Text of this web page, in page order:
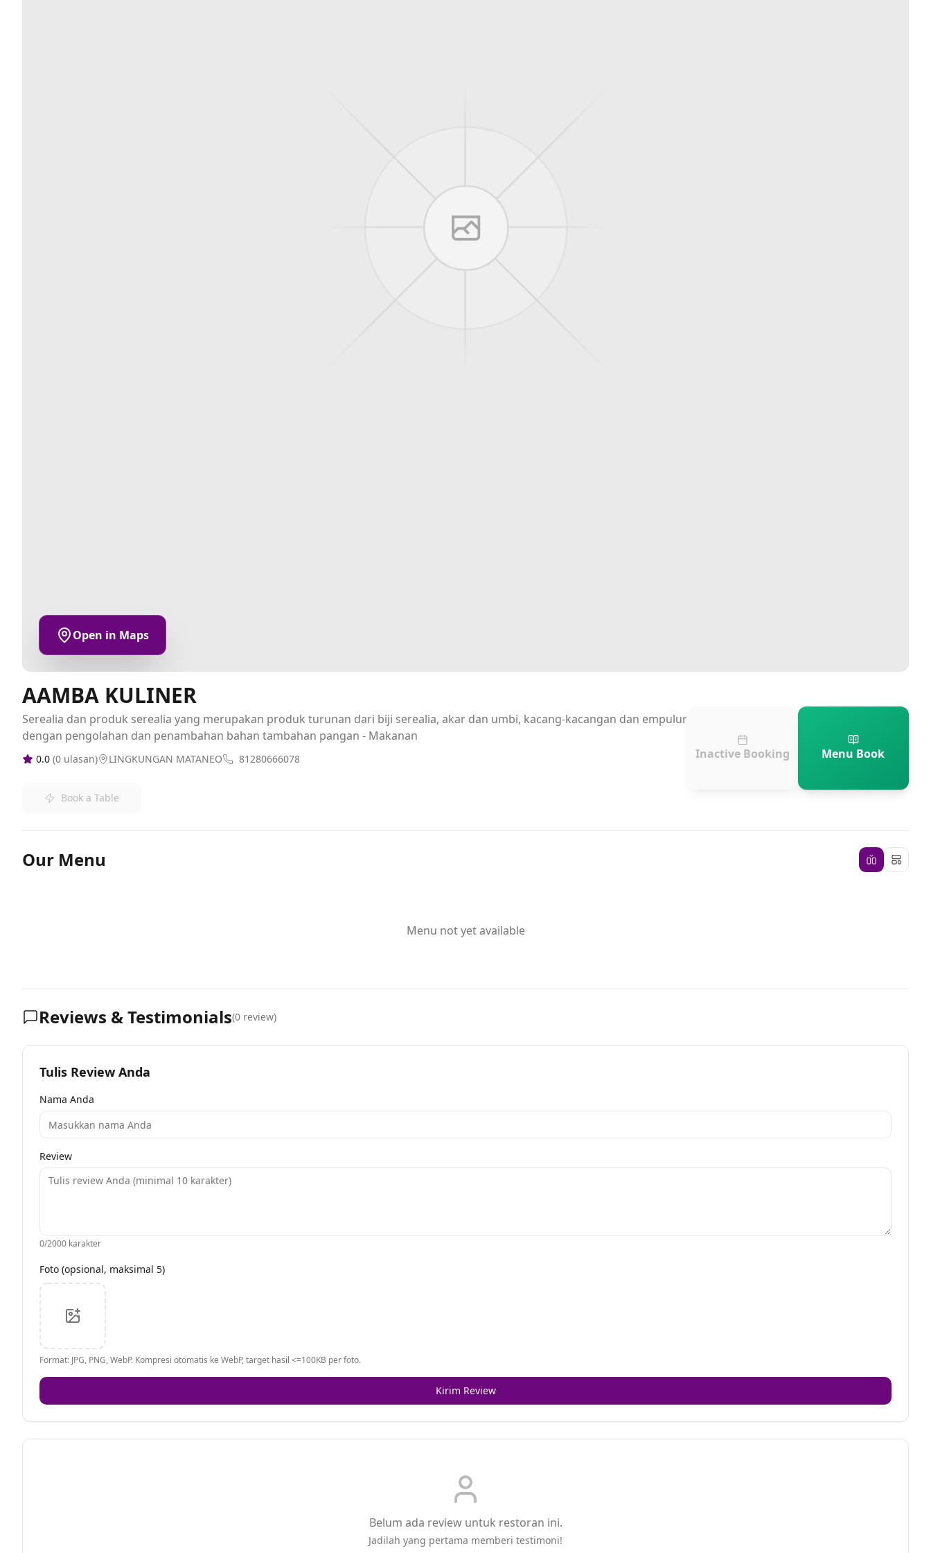
Open in Maps
AAMBA KULINER
Serealia dan produk serealia yang merupakan produk turunan dari biji serealia, akar dan umbi, kacang-kacangan dan empulur
dengan pengolahan dan penambahan bahan tambahan pangan - Makanan
0.0 (0 ulasan) LINGKUNGAN MATANEO 81280666078
Book a Table
Inactive Booking Menu Book
Our Menu
Menu not yet available
Reviews & Testimonials(0 review)
Tulis Review Anda
Nama Anda
Review
0/2000 karakter
Foto (opsional, maksimal 5)
Format: JPG, PNG, WebP. Kompresi otomatis ke WebP, target hasil <=100KB per foto.
Kirim Review
Belum ada review untuk restoran ini.
Jadilah yang pertama memberi testimoni!